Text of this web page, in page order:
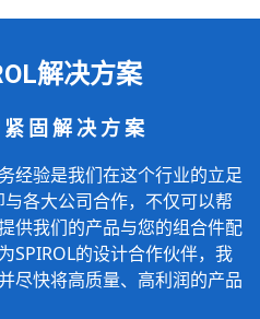
解决方案
固解决方案
经验是我们在这个行业的立足
各大公司合作，不仅可以帮
供我们的产品与您的组合件配
SPIROL的设计合作伙伴，我
尽快将高质量、高利润的产品